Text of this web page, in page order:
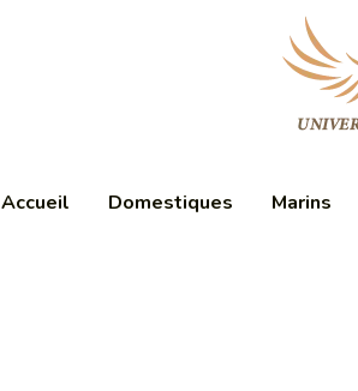
Accueil Domestiques Marins